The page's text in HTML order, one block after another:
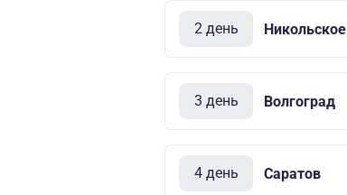
2 день Никольское
3 день Волгоград
4 день Саратов